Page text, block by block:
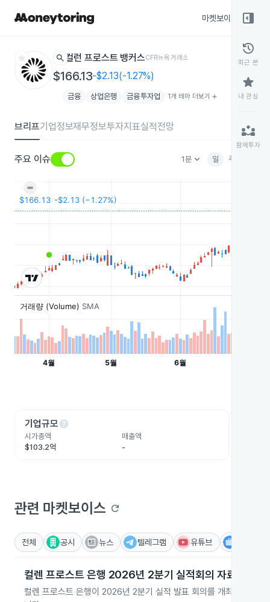
마켓보이스
star search 컬런 프로스트 뱅커스CFR뉴욕거래소
$166.13-$2.13(-1.27%)
금융 상업은행 금융투자업 1개 테마 더보기 add
브리프기업정보재무정보투자지표실적전망
주요 이슈 1분keyboard_arrow_down 일 주
기업규모help
시가총액
$103.2억
매출액
-
관련 마켓보이스 refresh
전체 공시 뉴스 텔레그램 유튜브
컬렌 프로스트 은행 2026년 2분기 실적회의 자료 미공개
컬렌 프로스트 은행이 2026년 2분기 실적 발표 회의를 개최했으나
right_panel_open
history
최근 본
star
내 관심
partner_exchange
함께투자